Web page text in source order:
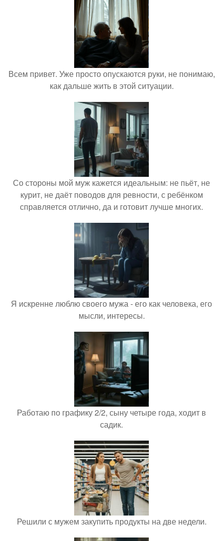
Всем привет. Уже просто опускаются руки, не понимаю,
как дальше жить в этой ситуации.
Со стороны мой муж кажется идеальным: не пьёт, не
курит, не даёт поводов для ревности, с ребёнком
справляется отлично, да и готовит лучше многих.
Я искренне люблю своего мужа - его как человека, его
мысли, интересы.
Работаю по графику 2/2, сыну четыре года, ходит в
садик.
Решили с мужем закупить продукты на две недели.